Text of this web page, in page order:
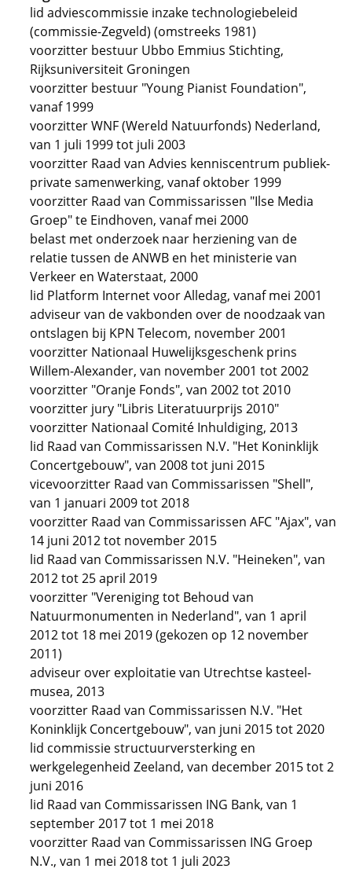
lid adviescommissie inzake technologiebeleid
(commissie-Zegveld) (omstreeks 1981)
voorzitter bestuur Ubbo Emmius Stichting,
Rijksuniversiteit Groningen
voorzitter bestuur "Young Pianist Foundation",
vanaf 1999
voorzitter WNF (Wereld Natuurfonds) Nederland,
van 1 juli 1999 tot juli 2003
voorzitter Raad van Advies kenniscentrum publiek-
private samenwerking, vanaf oktober 1999
voorzitter Raad van Commissarissen "Ilse Media
Groep" te Eindhoven, vanaf mei 2000
belast met onderzoek naar herziening van de
relatie tussen de ANWB en het ministerie van
Verkeer en Waterstaat, 2000
lid Platform Internet voor Alledag, vanaf mei 2001
adviseur van de vakbonden over de noodzaak van
ontslagen bij KPN Telecom, november 2001
voorzitter Nationaal Huwelijksgeschenk prins
Willem-Alexander, van november 2001 tot 2002
voorzitter "Oranje Fonds", van 2002 tot 2010
voorzitter jury "Libris Literatuurprijs 2010"
voorzitter Nationaal Comité Inhuldiging, 2013
lid Raad van Commissarissen N.V. "Het Koninklijk
Concertgebouw", van 2008 tot juni 2015
vicevoorzitter Raad van Commissarissen "Shell",
van 1 januari 2009 tot 2018
voorzitter Raad van Commissarissen AFC "Ajax", van
14 juni 2012 tot november 2015
lid Raad van Commissarissen N.V. "Heineken", van
2012 tot 25 april 2019
voorzitter "Vereniging tot Behoud van
Natuurmonumenten in Nederland", van 1 april
2012 tot 18 mei 2019 (gekozen op 12 november
2011)
adviseur over exploitatie van Utrechtse kasteel-
musea, 2013
voorzitter Raad van Commissarissen N.V. "Het
Koninklijk Concertgebouw", van juni 2015 tot 2020
lid commissie structuurversterking en
werkgelegenheid Zeeland, van december 2015 tot 2
juni 2016
lid Raad van Commissarissen ING Bank, van 1
september 2017 tot 1 mei 2018
voorzitter Raad van Commissarissen ING Groep
N.V., van 1 mei 2018 tot 1 juli 2023